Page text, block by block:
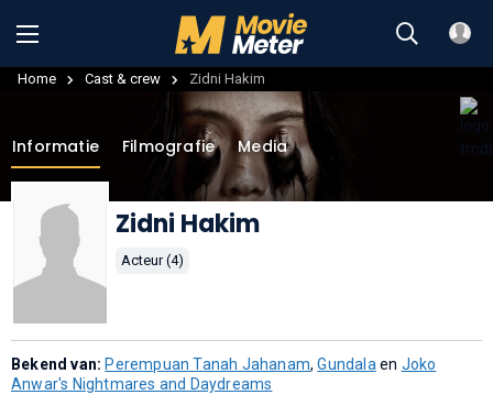
Home Cast & crew Zidni Hakim
Informatie Filmografie Media
Zidni Hakim
Acteur (4)
Bekend van: Perempuan Tanah Jahanam,Gundalaen Joko
Anwar's Nightmares and Daydreams